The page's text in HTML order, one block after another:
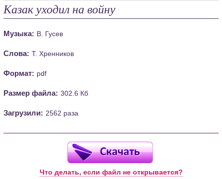
Казак уходил на войну
Музыка: В. Гусев
Слова: Т. Хренников
Формат: pdf
Размер файла: 302.6 Кб
Загрузили: 2562 раза
Что делать, если файл не открывается?